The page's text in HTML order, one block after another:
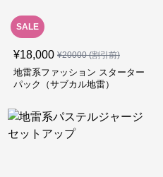
SALE
¥18,000 ¥20000(割引前)
地雷系ファッション スターター
パック（サブカル地雷）